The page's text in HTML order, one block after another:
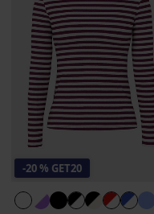
-20 % GET20